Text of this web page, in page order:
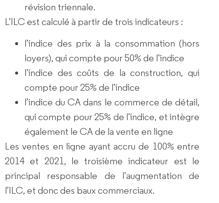
révision triennale.
L’ILC est calculé à partir de trois indicateurs :
l’indice des prix à la consommation (hors
loyers), qui compte pour 50% de l’indice
l’indice des coûts de la construction, qui
compte pour 25% de l’indice
l’indice du CA dans le commerce de détail,
qui compte pour 25% de l’indice, et intègre
également le CA de la vente en ligne
Les ventes en ligne ayant accru de 100% entre
2014 et 2021, le troisième indicateur est le
principal responsable de l’augmentation de
l’ILC, et donc des baux commerciaux.